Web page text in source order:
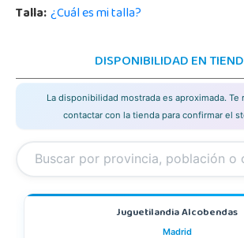
Talla:¿Cuál es mi talla?
DISPONIBILIDAD EN
La disponibilidad mostrada es aproximada. Te
contactar con la tienda para confirmar el
Juguetilandia Alcobendas
Madrid